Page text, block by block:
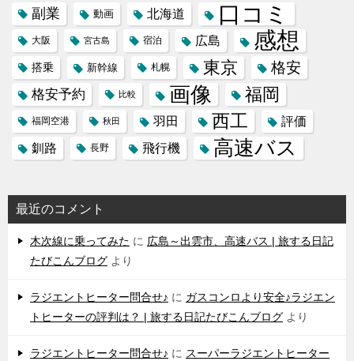
副業 動画 北海道 口コミ
大阪 宮古島 宿泊 広島 感想
搭乗 新幹線 札幌 東京 格安
格安予約 比較 画像 福岡
福岡空港 秋田 羽田 西工
評価
釧路
長野 飛行機 高速バス
最近のコメント
木次線に乗ってみた に 広島～出雲市、高速バス | 旅する日記
たびこんブログ より
ラジエントヒーター問合せ♪ に ガスコンロより安全♪ラジエン
トヒーターの評判は？ | 旅する日記たびこんブログ より
ラジエントヒーター問合せ♪ に スーパーラジエントヒーター